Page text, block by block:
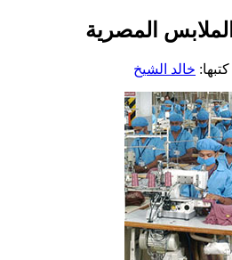
المصرية
كتبها: خالد الشيخ